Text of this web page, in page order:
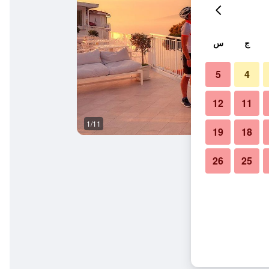
1/11
ج س
4
5
11
12
18
19
25
26